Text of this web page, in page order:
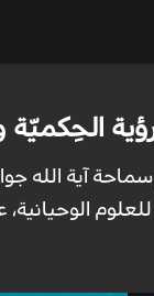
الحِكميّة
آية الله